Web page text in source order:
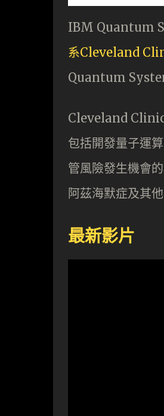
IBM Quantum
系Cleveland
Quantum
Cleveland Clinic
包括開發量子運
管風險發生機會
阿茲海默症及其
最新影片